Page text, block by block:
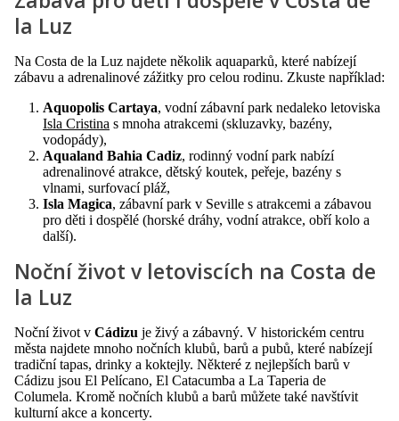
la Luz
Na Costa de la Luz najdete několik aquaparků, které nabízejí
zábavu a adrenalinové zážitky pro celou rodinu. Zkuste například:
Aquopolis Cartaya, vodní zábavní park nedaleko letoviska
Isla Cristina s mnoha atrakcemi (skluzavky, bazény,
vodopády),
Aqualand Bahia Cadiz, rodinný vodní park nabízí
adrenalinové atrakce, dětský koutek, peřeje, bazény s
vlnami, surfovací pláž,
Isla Magica, zábavní park v Seville s atrakcemi a zábavou
pro děti i dospělé (horské dráhy, vodní atrakce, obří kolo a
další).
Noční život v letoviscích na Costa de
la Luz
Noční život v Cádizu je živý a zábavný. V historickém centru
města najdete mnoho nočních klubů, barů a pubů, které nabízejí
tradiční tapas, drinky a koktejly. Některé z nejlepších barů v
Cádizu jsou El Pelícano, El Catacumba a La Taperia de
Columela. Kromě nočních klubů a barů můžete také navštívit
kulturní akce a koncerty.